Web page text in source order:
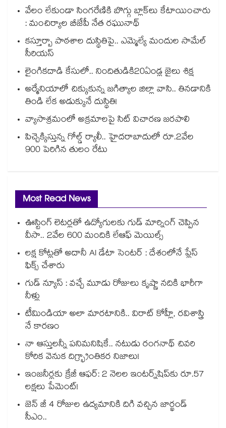
వేలం లేకుండా సింగరేణికి బొగ్గు బ్లాక్‌‌‌‌‌‌‌‌లు కేటాయించారు
: మంచిర్యాల బీజేపీ నేత రఘునాథ్
కస్తూర్బా పాఠశాల దుస్థితిపై.. ఎమ్మెల్యే మందుల సామేల్
సీరియస్
లైంగికదాడి కేసులో.. నిందితుడికి20ఏండ్ల జైలు శిక్ష
అర్మేనియాలో చిక్కుకున్న జగిత్యాల జిల్లా వాసి.. తినడానికి
తిండి లేక అడుక్కునే దుస్థితి!
వ్యాసాశ్రమంలో అక్రమాలపై సిట్‌‌‌‌‌‌‌‌‌‌‌‌‌‌‌‌‌‌‌‌‌‌‌‌‌‌‌‌‌‌‌‌ విచారణ జరపాలి
పిచ్చెక్కిస్తున్న గోల్డ్ ర్యాలీ.. హైదరాబాదులో రూ.2వేల
900 పెరిగిన తులం రేటు
Most Read News
ఊస్టింగ్ లెటర్లతో ఉద్యోగులకు గుడ్ మార్నింగ్ చెప్పిన
వీసా.. 2వేల 600 మందికి లేఆఫ్ మెయిల్స్
లక్ష కోట్లతో అదానీ AI డేటా సెంటర్ : దేశంలోనే ప్లేస్
ఫిక్స్ చేశారు
గుడ్ న్యూస్ : వచ్చే మూడు రోజులు కృష్ణా నదికి భారీగా
నీళ్లు
టీమిండియా అలా మారటానికి.. విరాట్ కోహ్లీ, రవిశాస్త్రి
నే కారణం
నా ఆస్తులన్నీ పనిమనిషికే.. నటుడు రంగనాథ్ చివరి
కోరిక వెనుక దిగ్భ్రాంతికర నిజాలు!
ఇంజనీర్లకు క్రేజీ ఆఫర్: 2 నెలల ఇంటర్న్‌షిప్‌కు రూ.57
లక్షలు పేమెంట్!
జెన్ జీ 4 రోజుల ఉద్యమానికి దిగి వచ్చిన జార్ఖండ్
సీఎం..